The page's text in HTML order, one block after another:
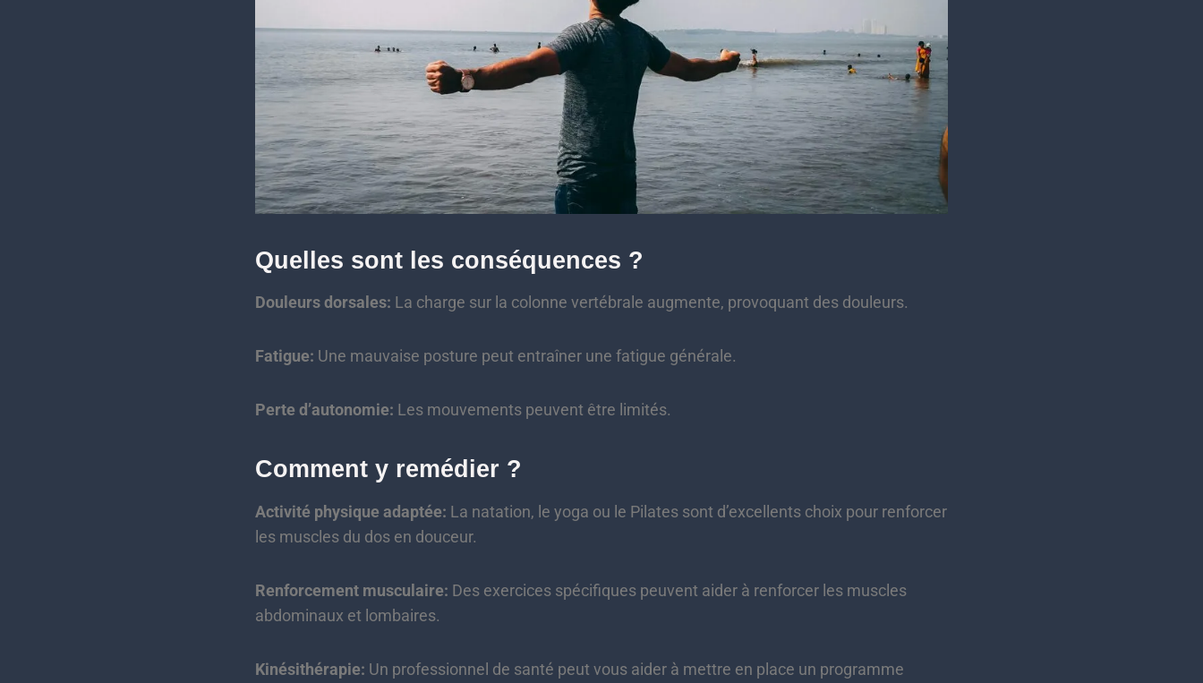
Quelles sont les conséquences ?
Douleurs dorsales: La charge sur la colonne vertébrale augmente, provoquant des douleurs.
Fatigue: Une mauvaise posture peut entraîner une fatigue générale.
Perte d’autonomie: Les mouvements peuvent être limités.
Comment y remédier ?
Activité physique adaptée: La natation, le yoga ou le Pilates sont d’excellents choix pour renforcer
les muscles du dos en douceur.
Renforcement musculaire: Des exercices spécifiques peuvent aider à renforcer les muscles
abdominaux et lombaires.
Kinésithérapie: Un professionnel de santé peut vous aider à mettre en place un programme